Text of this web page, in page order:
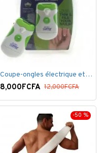
Coupe-ongles électrique et lime électrique
8,000FCFA 12,000FCFA
-50 %